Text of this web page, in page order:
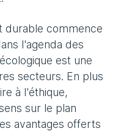
durable commence
l'agenda des
est une
secteurs. En plus
à l'éthique,
sur le plan
avantages offerts